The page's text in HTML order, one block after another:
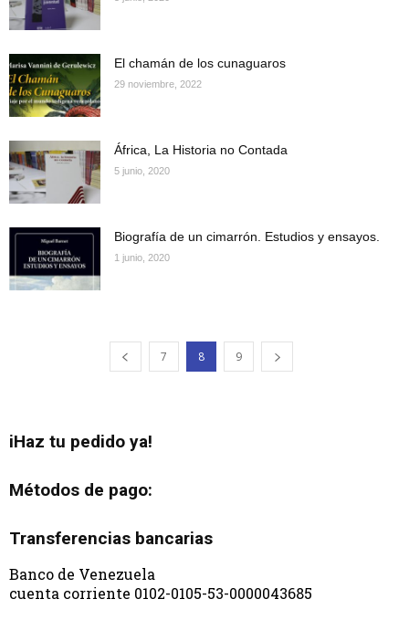
El chamán de los cunaguaros
29 noviembre, 2022
África, La Historia no Contada
5 junio, 2020
Biografía de un cimarrón. Estudios y ensayos.
1 junio, 2020
7 8 9
iHaz tu pedido ya!
Métodos de pago:
Transferencias bancarias
Banco de Venezuela
cuenta corriente 0102-0105-53-0000043685